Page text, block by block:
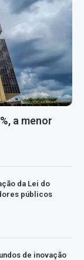
a menor
da Lei do
públicos
de inovação